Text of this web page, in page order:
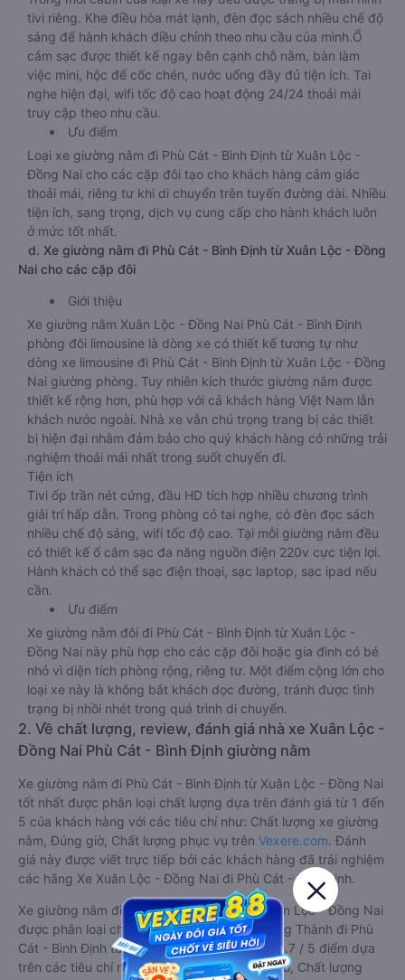
tivi riêng. Khe điều hòa mát lạnh, đèn đọc sách nhiều chế độ
sáng để hành khách điều chỉnh theo nhu cầu của mình.Ổ
cắm sạc được thiết kế ngay bên cạnh chỗ nằm, bàn làm
việc mini, hộc để cốc chén, nước uống đầy đủ tiện ích. Tai
nghe hiện đại, wifi tốc độ cao hoạt động 24/24 thoải mái
truy cập theo nhu cầu.
Ưu điểm
Loại xe giường nằm đi Phù Cát - Bình Định từ Xuân Lộc -
Đồng Nai cho các cặp đôi tạo cho khách hàng cảm giác
thoải mái, riêng tư khi di chuyển trên tuyến đường dài. Nhiều
tiện ích, sang trọng, dịch vụ cung cấp cho hành khách luôn
ở mức tốt nhất.
d. Xe giường nằm đi Phù Cát - Bình Định từ Xuân Lộc - Đồng
Nai cho các cặp đôi
Giới thiệu
Xe giường nằm Xuân Lộc - Đồng Nai Phù Cát - Bình Định
phòng đôi limousine là dòng xe có thiết kế tương tự như
dòng xe limousine đi Phù Cát - Bình Định từ Xuân Lộc - Đồng
Nai giường phòng. Tuy nhiên kích thước giường nằm được
thiết kế rộng hơn, phù hợp với cả khách hàng Việt Nam lẫn
khách nước ngoài. Nhà xe vẫn chú trọng trang bị các thiết
bị hiện đại nhằm đảm bảo cho quý khách hàng có những trải
nghiệm thoải mái nhất trong suốt chuyến đi.
Tiện ích
Tivi ốp trần nét cứng, đầu HD tích hợp nhiều chương trình
giải trí hấp dẫn. Trong phòng có tai nghe, có đèn đọc sách
nhiều chế độ sáng, wifi tốc độ cao. Tại mỗi giường nằm đều
có thiết kế ổ cắm sạc đa năng nguồn điện 220v cực tiện lợi.
Hành khách có thể sạc điện thoại, sạc laptop, sạc ipad nếu
cần.
Ưu điểm
Xe giường nằm đôi đi Phù Cát - Bình Định từ Xuân Lộc -
Đồng Nai này phù hợp cho các cặp đôi hoặc gia đình có bé
nhỏ vì diện tích phòng rộng, riêng tư. Một điểm cộng lớn cho
loại xe này là không bắt khách dọc đường, tránh được tình
trạng bị nhồi nhét trong quá trình di chuyển.
2. Về chất lượng, review, đánh giá nhà xe Xuân Lộc -
Đồng Nai Phù Cát - Bình Định giường nằm
Xe giường nằm đi Phù Cát - Bình Định từ Xuân Lộc - Đồng Nai
tốt nhất được phân loại chất lượng dựa trên đánh giá từ 1 đến
5 của khách hàng với các tiêu chí như: Chất lượng xe giường
nằm, Đúng giờ, Chất lượng phục vụ trên Vexere.com. Đánh
giá này được viết trực tiếp bởi các khách hàng đã trải nghiệm
các hãng Xe Xuân Lộc - Đồng Nai đi Phù Cát - Bình Định.
Xe giường nằm đi Phù Cát - Bình Định từ Xuân Lộc - Đồng Nai
được phân loại chất lượng tốt nhất là xe Trung Thành đi Phù
Cát - Bình Định từ Xuân Lộc - Đồng Nai đạt 4.7 / 5 điểm dựa
trên các tiêu chí như: Chất lượng xe, Đúng giờ, Chất lượng